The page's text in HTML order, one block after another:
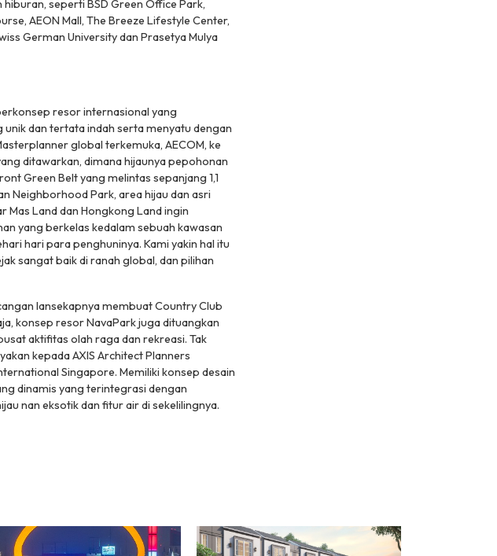
seperti BSD Green Office Park,
AEON Mall, The Breeze Lifestyle Center,
German University dan Prasetya Mulya
resor internasional yang
dan tertata indah serta menyatu dengan
global terkemuka, AECOM, ke
ditawarkan, dimana hijaunya pepohonan
Green Beltyang melintas sepanjang 1,1
Neighborhood Park, area hijau dan asri
Mas Land dan Hongkong Land ingin
yang berkelas kedalam sebuah kawasan
hari para penghuninya. Kami yakin hal itu
sangat baik di ranah global, dan pilihan
lansekapnya membuat Country Club
konsep resor NavaPark juga dituangkan
aktifitas olah raga dan rekreasi. Tak
kepada AXIS Architect Planners
Singapore. Memiliki konsep desain
dinamis yang terintegrasi dengan
nan eksotik dan fitur air di sekelilingnya.